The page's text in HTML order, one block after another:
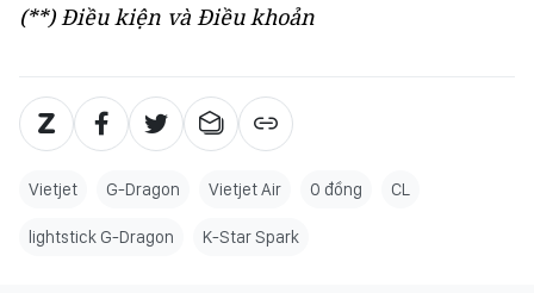
(**) Điều kiện và Điều khoản
Vietjet G-Dragon Vietjet Air 0 đồng CL
lightstick G-Dragon K-Star Spark